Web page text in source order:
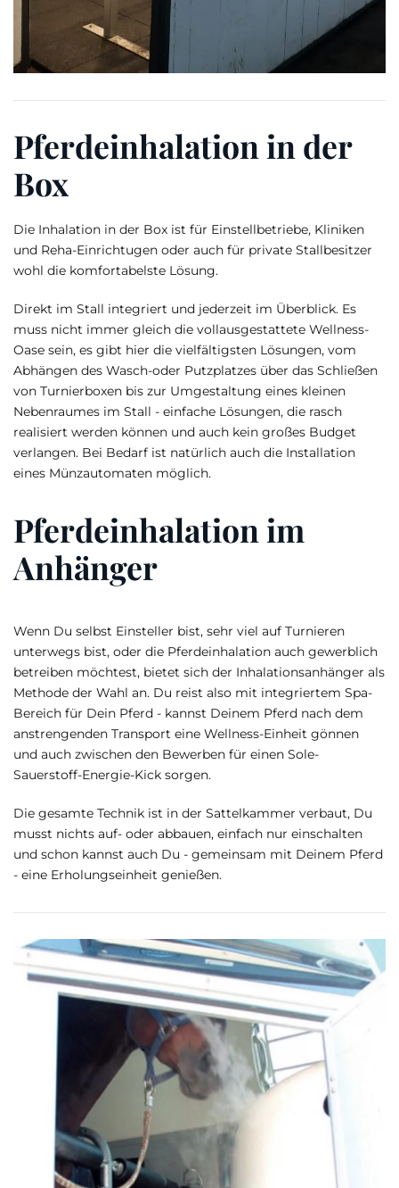
Pferdeinhalation in der
Box
Die Inhalation in der Box ist für Einstellbetriebe, Kliniken
und Reha-Einrichtugen oder auch für private Stallbesitzer
wohl die komfortabelste Lösung.
Direkt im Stall integriert und jederzeit im Überblick. Es
muss nicht immer gleich die vollausgestattete Wellness-
Oase sein, es gibt hier die vielfältigsten Lösungen, vom
Abhängen des Wasch-oder Putzplatzes über das Schließen
von Turnierboxen bis zur Umgestaltung eines kleinen
Nebenraumes im Stall - einfache Lösungen, die rasch
realisiert werden können und auch kein großes Budget
verlangen. Bei Bedarf ist natürlich auch die Installation
eines Münzautomaten möglich.
Pferdeinhalation im
Anhänger
Wenn Du selbst Einsteller bist, sehr viel auf Turnieren
unterwegs bist, oder die Pferdeinhalation auch gewerblich
betreiben möchtest, bietet sich der Inhalationsanhänger als
Methode der Wahl an. Du reist also mit integriertem Spa-
Bereich für Dein Pferd - kannst Deinem Pferd nach dem
anstrengenden Transport eine Wellness-Einheit gönnen
und auch zwischen den Bewerben für einen Sole-
Sauerstoff-Energie-Kick sorgen.
Die gesamte Technik ist in der Sattelkammer verbaut, Du
musst nichts auf- oder abbauen, einfach nur einschalten
und schon kannst auch Du - gemeinsam mit Deinem Pferd
- eine Erholungseinheit genießen.